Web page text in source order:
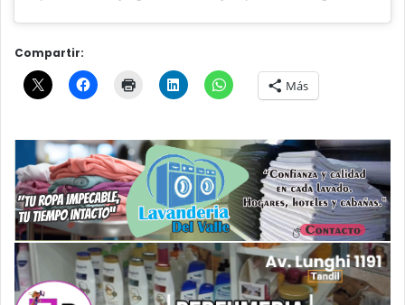
Compartir:
Más